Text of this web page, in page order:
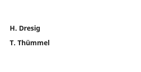
H. Dresig
T. Thümmel